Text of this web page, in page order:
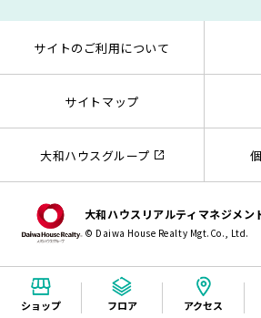
ショップ フロア アクセス
サイトのご利用について
サイトマップ
大和ハウスグループ
大和ハウスリアルティマネジメン
© Daiwa House Realty Mgt.Co., Ltd.